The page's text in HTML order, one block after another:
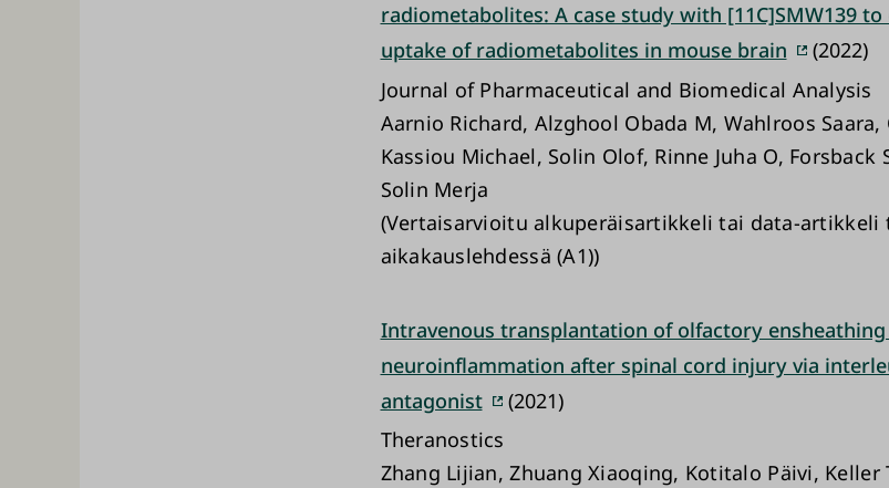
radiometabolites: A case study with [11C]SMW139
uptake of radiometabolites in mouse brain
(2022)
Journal of Pharmaceutical and Biomedical Analysis
Aarnio Richard, Alzghool Obada M, Wahlroos Saara,
Kassiou Michael, Solin Olof, Rinne Juha O, Forsback
Solin Merja
(Vertaisarvioitu alkuperäisartikkeli tai data-artikkeli
aikakauslehdessä (A1))
Intravenous transplantation of olfactory ensheathing
neuroinflammation after spinal cord injury via
antagonist
(2021)
Theranostics
Zhang Lijian, Zhuang Xiaoqing, Kotitalo Päivi, Keller